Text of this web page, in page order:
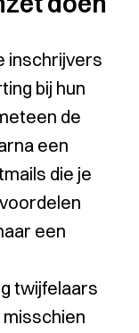
inschrijvers
bij hun
de
een
die je
een
twijfelaars